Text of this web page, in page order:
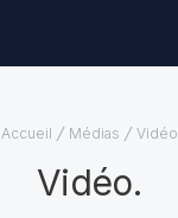
Accueil Médias Vidéo
Vidéo.